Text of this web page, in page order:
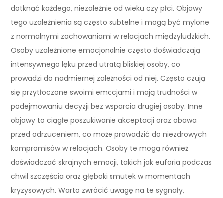
dotknąć każdego, niezależnie od wieku czy płci. Objawy
tego uzależnienia są często subtelne i mogą być mylone
z normalnymi zachowaniami w relacjach międzyludzkich.
Osoby uzależnione emocjonalnie często doświadczają
intensywnego lęku przed utratą bliskiej osoby, co
prowadzi do nadmiernej zależności od niej. Często czują
się przytłoczone swoimi emocjami i mają trudności w
podejmowaniu decyzji bez wsparcia drugiej osoby. Inne
objawy to ciągłe poszukiwanie akceptacji oraz obawa
przed odrzuceniem, co może prowadzić do niezdrowych
kompromisów w relacjach. Osoby te mogą również
doświadczać skrajnych emocji, takich jak euforia podczas
chwil szczęścia oraz głęboki smutek w momentach
kryzysowych. Warto zwrócić uwagę na te sygnały,